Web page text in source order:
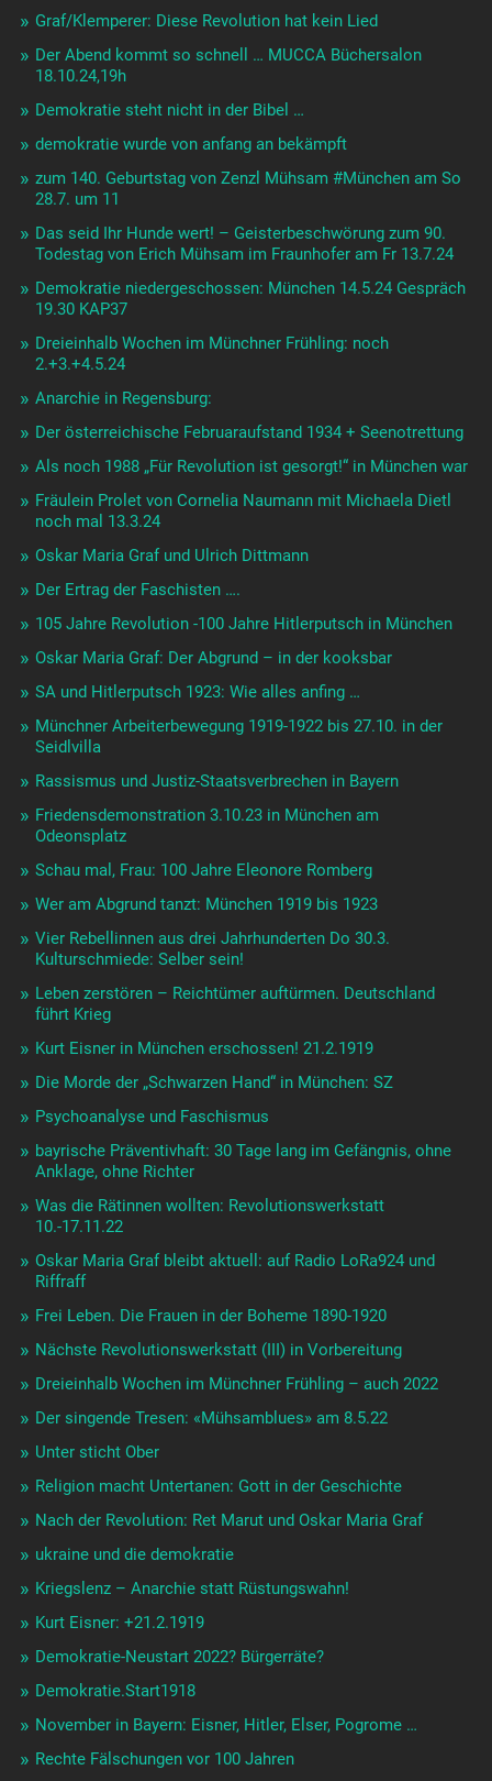
Graf/Klemperer: Diese Revolution hat kein Lied
Der Abend kommt so schnell … MUCCA Büchersalon
18.10.24,19h
Demokratie steht nicht in der Bibel …
demokratie wurde von anfang an bekämpft
zum 140. Geburtstag von Zenzl Mühsam #München am So
28.7. um 11
Das seid Ihr Hunde wert! – Geisterbeschwörung zum 90.
Todestag von Erich Mühsam im Fraunhofer am Fr 13.7.24
Demokratie niedergeschossen: München 14.5.24 Gespräch
19.30 KAP37
Dreieinhalb Wochen im Münchner Frühling: noch
2.+3.+4.5.24
Anarchie in Regensburg:
Der österreichische Februaraufstand 1934 + Seenotrettung
Als noch 1988 „Für Revolution ist gesorgt!“ in München war
Fräulein Prolet von Cornelia Naumann mit Michaela Dietl
noch mal 13.3.24
Oskar Maria Graf und Ulrich Dittmann
Der Ertrag der Faschisten ….
105 Jahre Revolution -100 Jahre Hitlerputsch in München
Oskar Maria Graf: Der Abgrund – in der kooksbar
SA und Hitlerputsch 1923: Wie alles anfing …
Münchner Arbeiterbewegung 1919-1922 bis 27.10. in der
Seidlvilla
Rassismus und Justiz-Staatsverbrechen in Bayern
Friedensdemonstration 3.10.23 in München am
Odeonsplatz
Schau mal, Frau: 100 Jahre Eleonore Romberg
Wer am Abgrund tanzt: München 1919 bis 1923
Vier Rebellinnen aus drei Jahrhunderten Do 30.3.
Kulturschmiede: Selber sein!
Leben zerstören – Reichtümer auftürmen. Deutschland
führt Krieg
Kurt Eisner in München erschossen! 21.2.1919
Die Morde der „Schwarzen Hand“ in München: SZ
Psychoanalyse und Faschismus
bayrische Präventivhaft: 30 Tage lang im Gefängnis, ohne
Anklage, ohne Richter
Was die Rätinnen wollten: Revolutionswerkstatt
10.-17.11.22
Oskar Maria Graf bleibt aktuell: auf Radio LoRa924 und
Riffraff
Frei Leben. Die Frauen in der Boheme 1890-1920
Nächste Revolutionswerkstatt (III) in Vorbereitung
Dreieinhalb Wochen im Münchner Frühling – auch 2022
Der singende Tresen: «Mühsamblues» am 8.5.22
Unter sticht Ober
Religion macht Untertanen: Gott in der Geschichte
Nach der Revolution: Ret Marut und Oskar Maria Graf
ukraine und die demokratie
Kriegslenz – Anarchie statt Rüstungswahn!
Kurt Eisner: +21.2.1919
Demokratie-Neustart 2022? Bürgerräte?
Demokratie.Start1918
November in Bayern: Eisner, Hitler, Elser, Pogrome …
Rechte Fälschungen vor 100 Jahren